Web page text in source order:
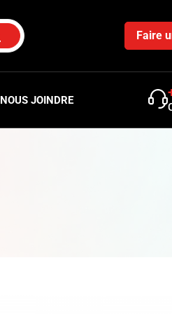
Faire
NOUS JOINDRE